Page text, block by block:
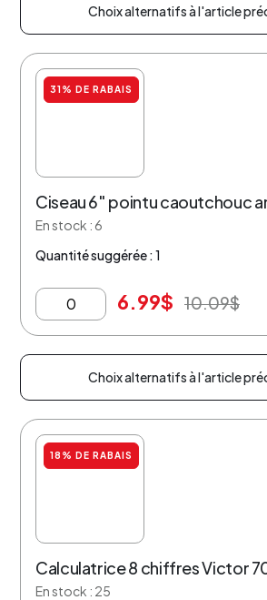
Choix alternatifs à l'article
31% DE RABAIS
Ciseau 6″ pointu caoutchouc
En stock : 6
Quantité suggérée : 1
6.99$ 10.09$
Choix alternatifs à l'article
18% DE RABAIS
Calculatrice 8 chiffres Victor
En stock : 25